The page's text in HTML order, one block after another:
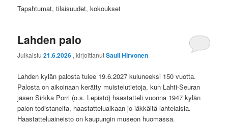
Tapahtumat, tilaisuudet, kokoukset
Lahden palo
Julkaistu21.6.2026 , kirjoittanutSauli Hirvonen
Lahden kylän palosta tulee 19.6.2027 kuluneeksi 150 vuotta.
Palosta on aikoinaan kerätty muistelutietoja, kun Lahti-Seuran
jäsen Sirkka Porri (o.s. Lepistö) haastatteli vuonna 1947 kylän
palon todistaneita, haastatteluaikaan jo iäkkäitä lahtelaisia.
Haastatteluaineisto on kaupungin museon huomassa.